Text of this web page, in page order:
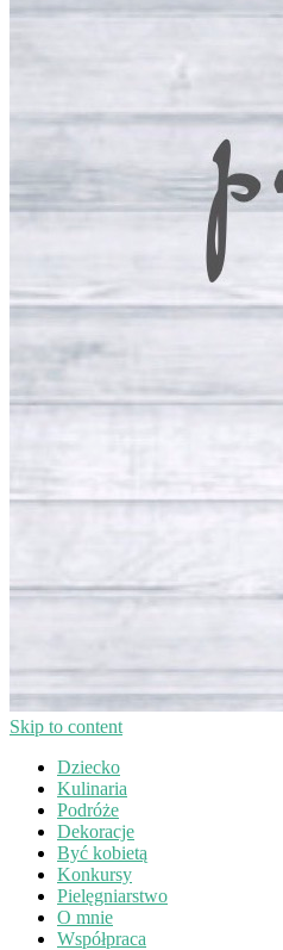
Skip to content
Dziecko
Kulinaria
Podróże
Dekoracje
Być kobietą
Konkursy
Pielęgniarstwo
O mnie
Współpraca